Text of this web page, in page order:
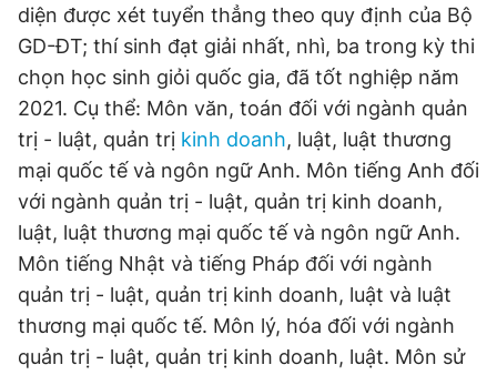
Đọc Thanh Niên trên điện thoại
Theo dõi báo trên
Hotline
0906 645 777
Liên hệ quảng cáo
0908 780 404
Đặt báo Quảng cáo RSS Tòa soạn Chính sách bảo
diện được xét tuyển thẳng theo quy định của Bộ
GD-ĐT; thí sinh đạt giải nhất, nhì, ba trong kỳ thi
chọn học sinh giỏi quốc gia, đã tốt nghiệp năm
2021. Cụ thể: Môn văn, toán đối với ngành quản
trị - luật, quản trị kinh doanh, luật, luật thương
mại quốc tế và ngôn ngữ Anh. Môn tiếng Anh đối
với ngành quản trị - luật, quản trị kinh doanh,
luật, luật thương mại quốc tế và ngôn ngữ Anh.
Môn tiếng Nhật và tiếng Pháp đối với ngành
quản trị - luật, quản trị kinh doanh, luật và luật
thương mại quốc tế. Môn lý, hóa đối với ngành
quản trị - luật, quản trị kinh doanh, luật. Môn sử